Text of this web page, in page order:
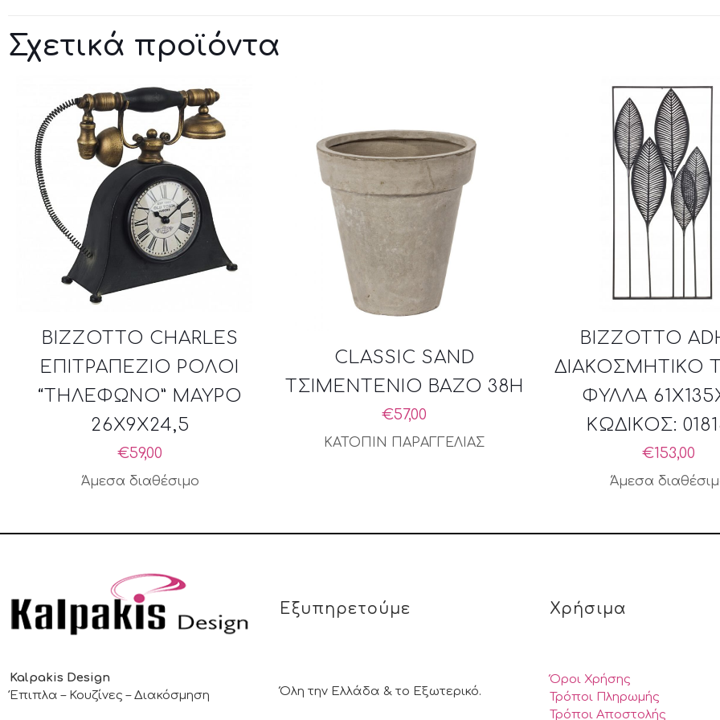
Σχετικά προϊόντα
BIZZOTTO CHARLES
ΕΠΙΤΡΑΠΕΖΙΟ ΡΟΛΟΙ
“ΤΗΛΕΦΩΝΟ” ΜΑΥΡΟ
26X9X24,5
€59,00
Άμεσα διαθέσιμο
CLASSIC SAND
ΤΣΙΜΕΝΤΕΝΙΟ ΒΑΖΟ 38H
€57,00
ΚΑΤΟΠΙΝ ΠΑΡΑΓΓΕΛΙΑΣ
BIZZOTTO
ΔΙΑΚΟΣΜΗΤΙΚΟ
ΦΥΛΛΑ
ΚΩΔΙΚΟΣ:
€153,00
Άμεσα
Kalpakis Design
Έπιπλα – Κουζίνες – Διακόσμηση
Εξυπηρετούμε
Όλη την Ελλάδα & το Εξωτερικό.
Χρήσιμα
Όροι Χρήσης
Τρόποι Πληρωμής
Τρόποι Αποστολής